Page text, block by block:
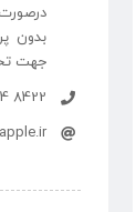
بدون
جهت
8422 8894 | 8420 8894 (021)